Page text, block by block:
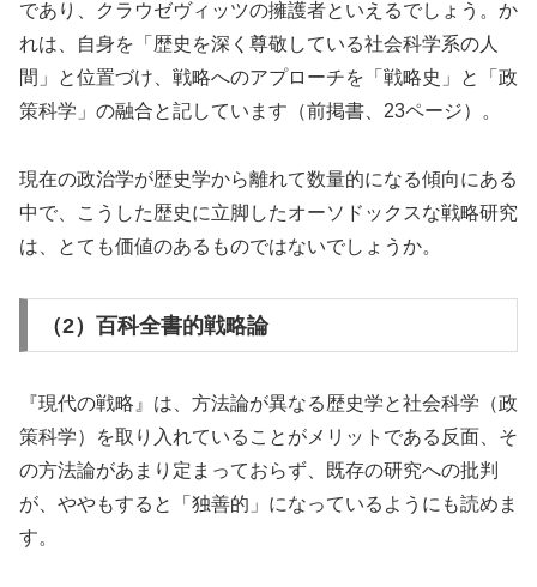
であり、クラウゼヴィッツの擁護者といえるでしょう。か
れは、自身を「歴史を深く尊敬している社会科学系の人
間」と位置づけ、戦略へのアプローチを「戦略史」と「政
策科学」の融合と記しています（前掲書、23ページ）。
現在の政治学が歴史学から離れて数量的になる傾向にある
中で、こうした歴史に立脚したオーソドックスな戦略研究
は、とても価値のあるものではないでしょうか。
（2）百科全書的戦略論
『現代の戦略』は、方法論が異なる歴史学と社会科学（政
策科学）を取り入れていることがメリットである反面、そ
の方法論があまり定まっておらず、既存の研究への批判
が、ややもすると「独善的」になっているようにも読めま
す。